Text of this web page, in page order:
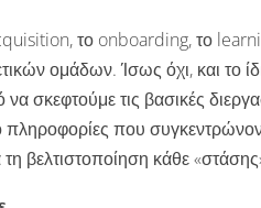
το onboarding, το
ομάδων. Ίσως όχι, και το
σκεφτούμε τις βασικές
που
βελτιστοποίηση κάθε